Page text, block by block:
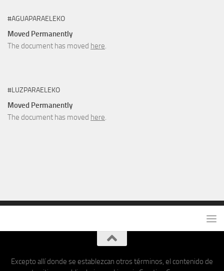
#AGUAPARAELEKO
Moved Permanently
The document has moved here
#LUZPARAELEKO
Moved Permanently
The document has moved here
Excepto allí donde se establezcan otros términos, el contenido de